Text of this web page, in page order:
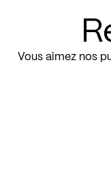
Vous aimez nos